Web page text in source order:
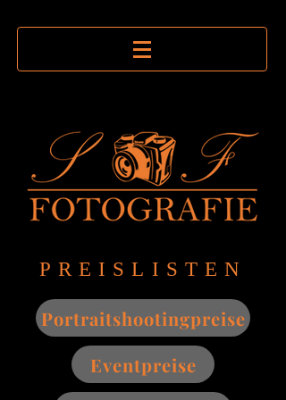
PREISLISTEN
Portraitshootingpreise
Eventpreise